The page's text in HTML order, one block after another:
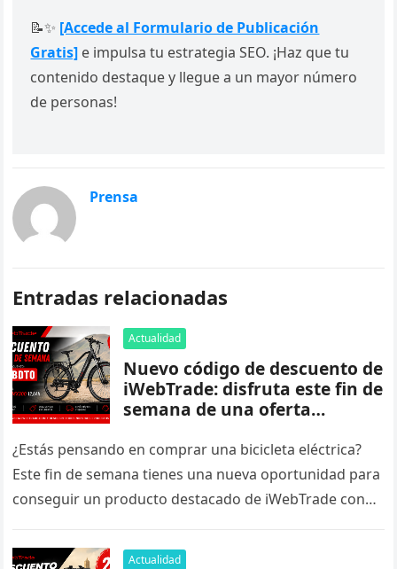
📝✨ [Accede al Formulario de Publicación
Gratis] e impulsa tu estrategia SEO. ¡Haz que tu
contenido destaque y llegue a un mayor número
de personas!
Prensa
Entradas relacionadas
Actualidad
Nuevo código de descuento de
iWebTrade: disfruta este fin de
semana de una oferta
¿Estás pensando en comprar una bicicleta eléctrica?
Este fin de semana tienes una nueva oportunidad para
conseguir un producto destacado de iWebTrade con
Actualidad